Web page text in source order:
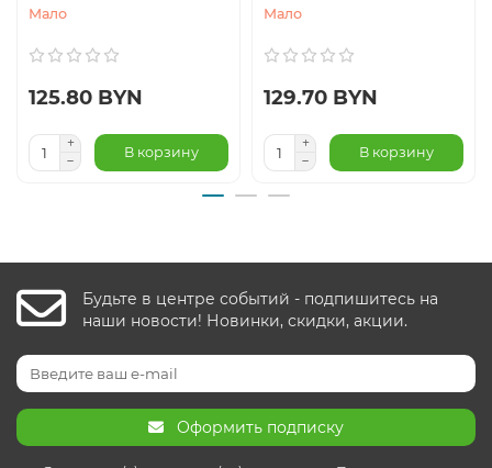
Мало
125.80 BYN
В корзину
Мало
129.70 BYN
В корзину
Будьте в центре событий - подпишитесь на
наши новости! Новинки, скидки, акции.
Оформить подписку